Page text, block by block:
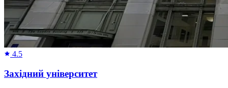
4.5
Західний університет